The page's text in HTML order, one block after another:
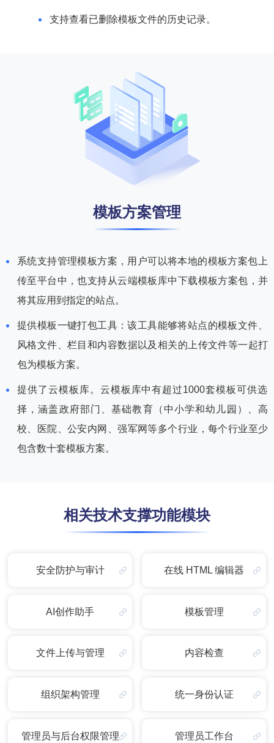
支持查看已删除模板文件的历史记录。
模板方案管理
系统支持管理模板方案，用户可以将本地的模板方案包上
传至平台中，也支持从云端模板库中下载模板方案包，并
将其应用到指定的站点。
提供模板一键打包工具：该工具能够将站点的模板文件、
风格文件、栏目和内容数据以及相关的上传文件等一起打
包为模板方案。
提供了云模板库。云模板库中有超过1000套模板可供选
择，涵盖政府部门、基础教育（中小学和幼儿园）、高
校、医院、公安内网、强军网等多个行业，每个行业至少
包含数十套模板方案。
相关技术支撑功能模块
安全防护与审计 在线 HTML 编辑器
AI创作助手 模板管理
文件上传与管理 内容检查
组织架构管理 统一身份认证
管理员与后台权限管理 管理员工作台